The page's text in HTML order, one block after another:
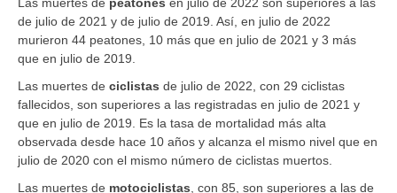
Las muertes de peatones en julio de 2022 son superiores a las
de julio de 2021 y de julio de 2019. Así, en julio de 2022
murieron 44 peatones, 10 más que en julio de 2021 y 3 más
que en julio de 2019.
Las muertes de ciclistas de julio de 2022, con 29 ciclistas
fallecidos, son superiores a las registradas en julio de 2021 y
que en julio de 2019. Es la tasa de mortalidad más alta
observada desde hace 10 años y alcanza el mismo nivel que en
julio de 2020 con el mismo número de ciclistas muertos.
Las muertes de motociclistas, con 85, son superiores a las de